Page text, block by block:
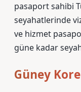
pasaport sahibi
seyahatlerinde
ve hizmet
güne kadar
Güney